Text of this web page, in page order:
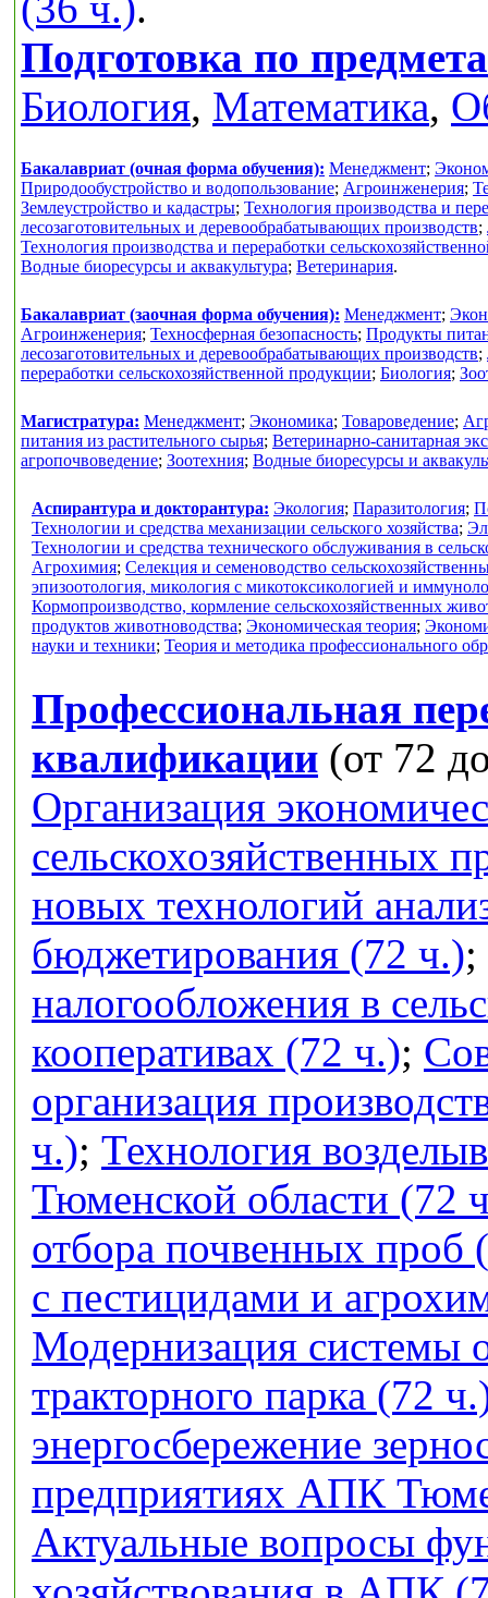
Подготовка по
Биология, Математика,
Бакалавриат (очная форма обучения): Менеджмент;
Природообустройство и водопользование; Агроинженерия;
Землеустройство и кадастры; Технология производства и
лесозаготовительных и деревообрабатывающих производств;
Технология производства и переработки
Водные биоресурсы и аквакультура; Ветеринария.
Бакалавриат (заочная форма обучения): Менеджмент;
Агроинженерия; Техносферная безопасность; Продукты
лесозаготовительных и деревообрабатывающих производств;
переработки сельскохозяйственной продукции; Биология;
Магистратура: Менеджмент; Экономика; Товароведение;
питания из растительного сырья; Ветеринарно-санитарная
агропочвоведение; Зоотехния; Водные биоресурсы и
Аспирантура и докторантура: Экология; Паразитология;
Технологии и средства механизации сельского хозяйства;
Технологии и средства технического обслуживания в
Агрохимия; Селекция и семеноводство
эпизоотология, микология с микотоксикологией и
Кормопроизводство, кормление сельскохозяйственных
продуктов животноводства; Экономическая теория;
науки и техники; Теория и методика профессионального
Профессиональная
квалификации (от 72
Организация
сельскохозяйственных
новых технологий
бюджетирования (72 ч.);
налогообложения в
кооперативах (72 ч.);
организация
ч.); Технология
Тюменской области (72
отбора почвенных проб
с пестицидами и
Модернизация системы
тракторного парка (72
энергосбережение
предприятиях АПК
Актуальные вопросы